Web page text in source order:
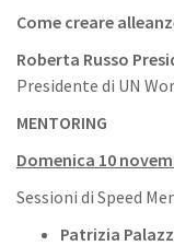
Come creare
Roberta Russo
Presidente di UN
MENTORING
Domenica 10
Sessioni di Speed
Patrizia